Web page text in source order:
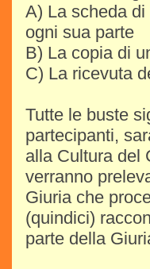
A) La scheda
ogni sua parte
B) La copia di
C) La ricevuta
Tutte le buste
partecipanti,
alla Cultura del
verranno
Giuria che
(quindici)
parte della